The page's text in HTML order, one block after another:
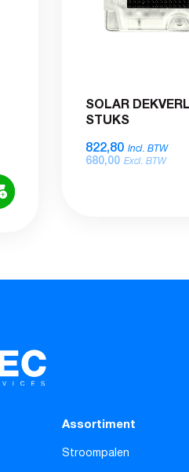
SOLAR
STUKS
822,80 Incl. BTW
680,00 Excl. BTW
Assortiment
Stroompalen